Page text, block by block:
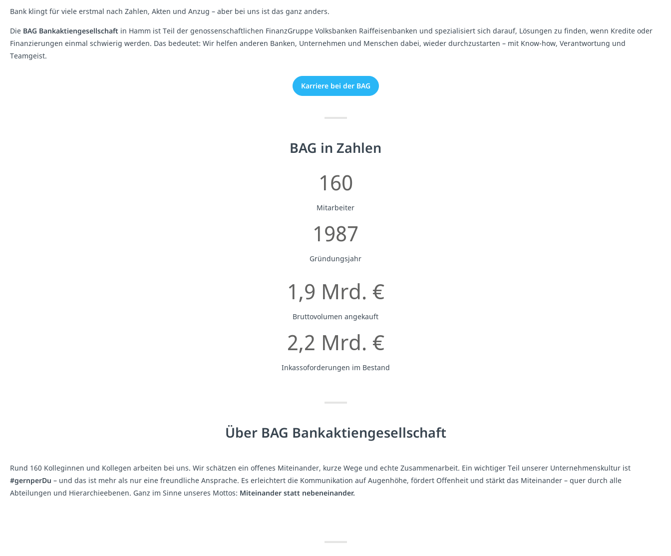
Bank klingt für viele erstmal nach Zahlen, Akten und Anzug – aber bei uns ist das ganz anders.
Die BAG Bankaktiengesellschaft in Hamm ist Teil der genossenschaftlichen FinanzGruppe Volksbanken Raiffeisenbanken und spezialisiert sich darauf, Lösungen zu finden, wenn Kredite oder
Finanzierungen einmal schwierig werden. Das bedeutet: Wir helfen anderen Banken, Unternehmen und Menschen dabei, wieder durchzustarten – mit Know-how, Verantwortung und
Teamgeist.
Karriere bei der BAG
BAG in Zahlen
160
Mitarbeiter
1987
Gründungsjahr
1,9 Mrd. €
Bruttovolumen angekauft
2,2 Mrd. €
Inkassoforderungen im Bestand
Über BAG Bankaktiengesellschaft
Rund 160 Kolleginnen und Kollegen arbeiten bei uns. Wir schätzen ein offenes Miteinander, kurze Wege und echte Zusammenarbeit. Ein wichtiger Teil unserer Unternehmenskultur ist
#gernperDu – und das ist mehr als nur eine freundliche Ansprache. Es erleichtert die Kommunikation auf Augenhöhe, fördert Offenheit und stärkt das Miteinander – quer durch alle
Abteilungen und Hierarchieebenen. Ganz im Sinne unseres Mottos: Miteinander statt nebeneinander.